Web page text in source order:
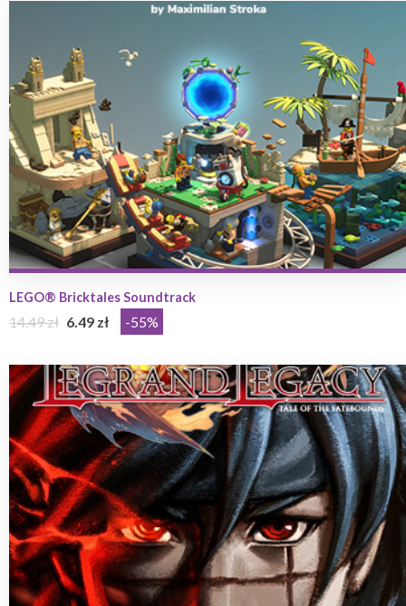
LEGO® Bricktales Soundtrack
14.49 zł 6.49 zł -55%